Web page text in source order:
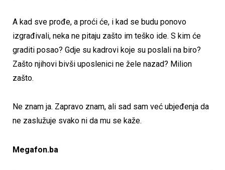
A kad sve prođe, a proći će, i kad se budu ponovo
izgrađivali, neka ne pitaju zašto im teško ide. S kim će
graditi posao? Gdje su kadrovi koje su poslali na biro?
Zašto njihovi bivši uposlenici ne žele nazad? Milion
zašto.
Ne znam ja. Zapravo znam, ali sad sam već ubjeđenja da
ne zaslužuje svako ni da mu se kaže.
Megafon.ba